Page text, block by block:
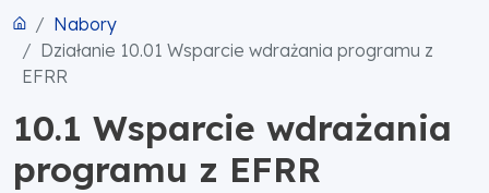
Nabory
Działanie 10.01 Wsparcie wdrażania programu z
EFRR
10.1 Wsparcie wdrażania
programu z EFRR